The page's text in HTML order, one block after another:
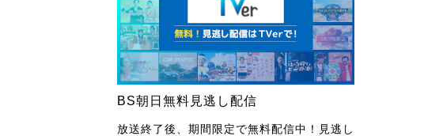
BS朝日無料見逃し配信
放送終了後、期間限定で無料配信中！見逃し